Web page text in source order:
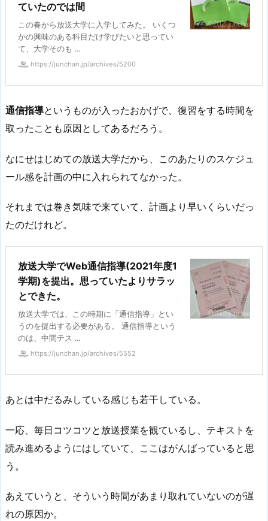
ていたのでは間
この春から放送大学に入学してみた。 いくつ
かの興味のある科目だけ学びたいと思ってい
て、大学そのも ...
https://junchan.jp/archives/5200
通信指導というものが入ったおかげで、復習をする時間を
取ったことも原因としてあるだろう。
なにせはじめての放送大学だから、このあたりのスケジュ
ール感を計画の中に入れられてなかった。
それまでは巻き気味で来ていて、計画より早いくらいだっ
たのだけれど。
放送大学でWeb通信指導(2021年度1
学期)を提出。思っていたよりサラッ
とできた。
放送大学では、この時期に「通信指導」とい
うのを提出する必要がある。 通信指導という
のは、中間テス ...
https://junchan.jp/archives/5552
あとは中だるみしている感じも若干している。
一応、毎日コツコツと放送授業を観ているし、テキストを
読み進めるようにはしていて、ここはがんばっていると思
う。
あえていうと、そういう時間があまり取れていないのが遅
れの原因か。